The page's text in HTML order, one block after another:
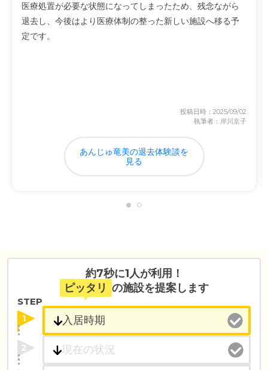
医療処置が必要な状態になってしまったため、残念ながら
退去し、今後はより医療体制の整った新しい施設へ移る予
定です。
投稿日時：2025/09/02
執筆者：岸川京子
あんじゅ竜美の退去体験談を
見る
約7秒に1人が利用！
ピッタリ の施設を提案します
STEP
1
2